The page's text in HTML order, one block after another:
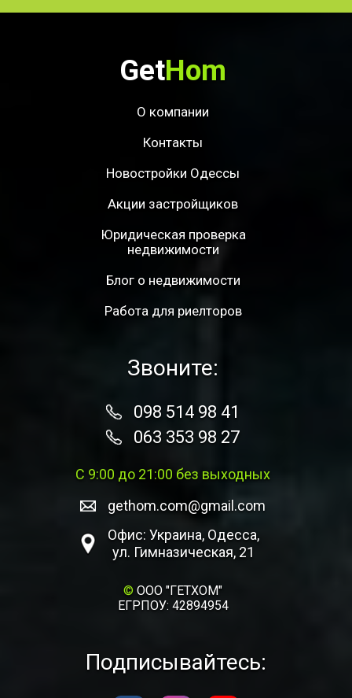
GetHom
О компании
Контакты
Новостройки Одессы
Акции застройщиков
Юридическая проверка
недвижимости
Блог о недвижимости
Работа для риелторов
Звоните:
098 514 98 41
063 353 98 27
С 9:00 до 21:00 без выходных
gethom.com@gmail.com
Офис: Украина, Одесса,
ул. Гимназическая, 21
© ООО "ГЕТХОМ"
ЕГРПОУ: 42894954
Подписывайтесь: